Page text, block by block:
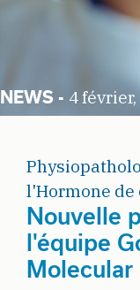
4
l'Hormone de
Nouvelle
l'équipe